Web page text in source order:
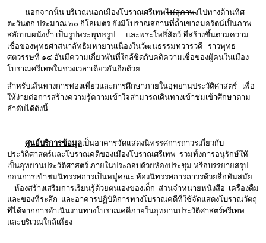
นอกจากนั้น บริเวณนอกเมืองโบราณศรีเทพไม่สุภาพงไปทางด้านทิศ
ตะวันตก ประมาณ ๒๐ กิโลเมตร ยังมีโบราณสถานที่ถ้ำเขาถมอรัตน์เป็นภาพ
สลักบนผนังถ้ำ เป็นรูปพระพุทธรูป และพระโพธิ์สัตว์ ที่สร้างขึ้นตามความ
เชื่อของพุทธศาสนาลัทธิมหายานเนื่องในวัฒนธรรมทวารวดี ราวพุทธ
ศตวรรษที่ ๑๔ อันมีความเกี่ยวพันที่ใกล้ชิดกับคติความเชื่อของผู้คนในเมือง
โบราณศรีเทพในช่วงเวลาเดียวกันอีกด้วย
สำหรับเส้นทางการท่องเที่ยวและการศึกษาภายในอุทยานประวัติศาสตร์ เพื่อ
ให้ง่ายต่อการสร้างความรู้ความเข้าใจสามารถเดินทางเข้าชมเข้าศึกษาตาม
ลำดับได้ดังนี้
ศูนย์บริการข้อมูลเป็นอาคารจัดแสดงนิทรรศการถาวรเกี่ยวกับ
ประวัติศาสตร์และโบราณคดีของเมืองโบราณศรีเทพ รวมทั้งการอนุรักษ์ให้
เป็นอุทยานประวัติศาสตร์ ภายในประกอบด้วยห้องประชุม หรือบรรยายสรุป
ก่อนการเข้าชมนิทรรศการเป็นหมู่คณะ ห้องนิทรรศการถาวรด้วยสื่อทันสมัย
ห้องสร้างเสริมการเรียนรู้ด้วยตนเองของเด็ก ส่วนจำหน่ายหนังสือ เครื่องดื่ม
และของที่ระลึก และอาคารปฏิบัติการทางโบราณคดีที่ใช้จัดแสดงโบราณวัตถุ
ที่ได้จากการดำเนินงานทางโบราณคดีภายในอุทยานประวัติศาสตร์ศรีเทพ
และบริเวณใกล้เคียง